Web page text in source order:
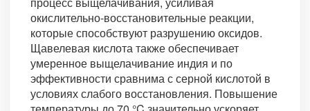
окислительно-восстановительные реакции,
которые способствуют разрушению оксидов.
Щавелевая кислота также обеспечивает
умеренное выщелачивание индия и по
эффективности сравнима с серной кислотой в
условиях слабого восстановления. Повышение